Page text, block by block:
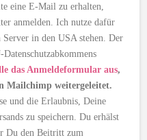
eine E-Mail zu erhalten,
anmelden. Ich nutze dafür
in den USA stehen. Der
das Anmeldeformular aus,
Mailchimp weitergeleitet.
und die Erlaubnis, Deine
zu speichern. Du erhälst
Du den Beitritt zum